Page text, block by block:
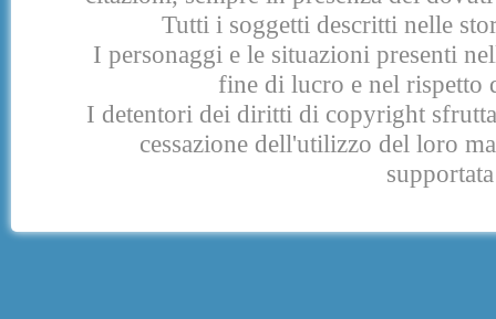
Tutti i soggetti descritti nelle
I personaggi e le situazioni presenti
fine di lucro e nel rispetto
I detentori dei diritti di copyright
cessazione dell'utilizzo del loro